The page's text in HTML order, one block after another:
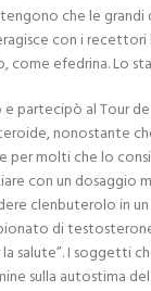
che le
con i recettori
efedrina. Lo
partecipò al Tour
nonostante
per molti che lo
con un
clenbuterolo in
di
la salute”. I
sulla autostima